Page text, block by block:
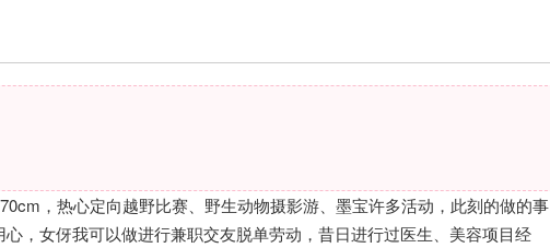
，热心定向越野比赛、野生动物摄影游、墨宝许多活动，此刻的做的事
，女伢我可以做进行兼职交友脱单劳动，昔日进行过医生、美容项目经